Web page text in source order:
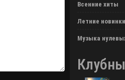
Всенние хиты
Летние новинки
Музыка